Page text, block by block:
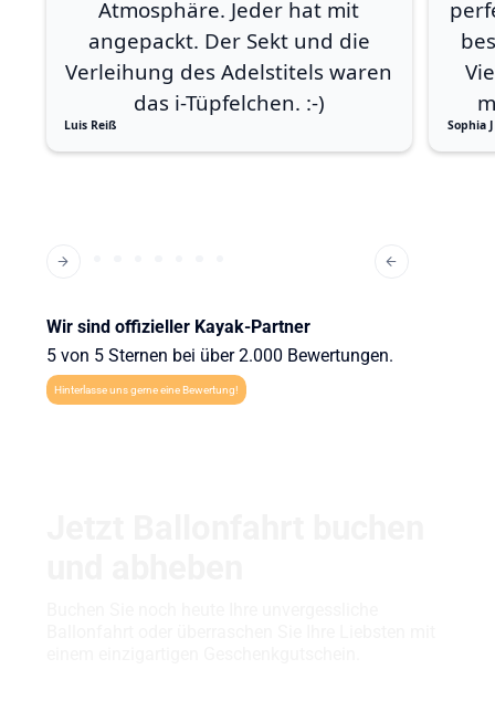
Atmosphäre. Jeder hat mit
angepackt. Der Sekt und die
Verleihung des Adelstitels waren
das i-Tüpfelchen. :-)
Luis Reiß Sophia J
Wir sind offizieller Kayak-Partner
5 von 5 Sternen bei über 2.000 Bewertungen.
Hinterlasse uns gerne eine Bewertung!